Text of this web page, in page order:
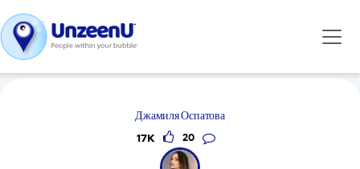
Джамиля Оспатова
17K 20